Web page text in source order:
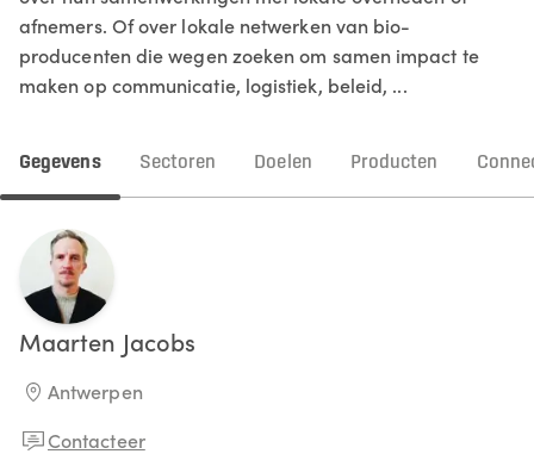
afnemers. Of over lokale netwerken van bio-
producenten die wegen zoeken om samen impact te
maken op communicatie, logistiek, beleid, ...
Gegevens Sectoren Doelen Producten
Maarten Jacobs
Antwerpen
Contacteer